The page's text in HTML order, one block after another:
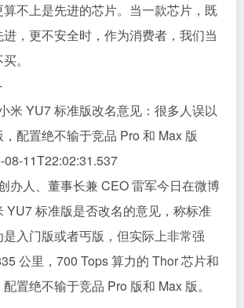
不上是先进的芯片。当一款芯片，既
，更不安全时，作为消费者，我们当
。
米 YU7 标准版改名意见：很多人误以
配置绝不输于竞品 Pro 和 Max 版
11T22:02:31.537
办人、董事长兼 CEO 雷军今日在微博
YU7 标准版是否改名的意见，称标准
入门版或者丐版，但实际上非常强
公里，700 Tops 算力的 Thor 芯片和
置绝不输于竞品 Pro 版和 Max 版。